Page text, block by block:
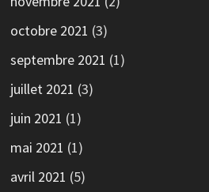
octobre 2021 (3)
septembre 2021 (1)
juillet 2021 (3)
juin 2021 (1)
mai 2021 (1)
avril 2021 (5)